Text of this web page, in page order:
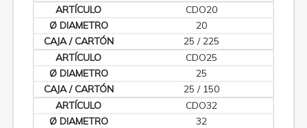
CDO20
20
25 / 225
CDO25
25
25 / 150
CDO32
32